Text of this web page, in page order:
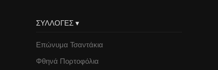
ΣΥΛΛΟΓΕΣ ▾
Επώνυμα Τσαντάκια
Φθηνά Πορτοφόλια